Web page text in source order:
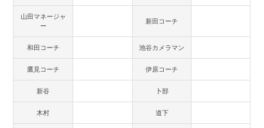
山田マネージャ
ー
新田コーチ
和田コーチ 池谷カメラマン
鷹見コーチ 伊原コーチ
新谷 卜部
木村 道下